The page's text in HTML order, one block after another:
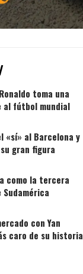
toma una
al fútbol mundial
«sí» al Barcelona y
gran figura
como la tercera
con Yan
caro de su historia